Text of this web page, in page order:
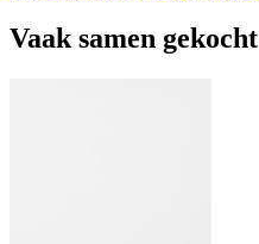
Vaak samen gekocht